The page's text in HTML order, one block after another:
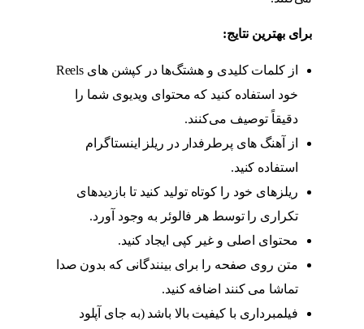
برای بهترین نتایج:
از کلمات کلیدی و هشتگ‌ها در کپشن های Reels
خود استفاده کنید که محتوای ویدیوی شما را
دقیقاً توصیف می‌کنند.
از آهنگ های پرطرفدار در ریلز اینستاگرام
استفاده کنید.
ریلزهای خود را کوتاه تولید کنید تا بازدیدهای
تکراری را توسط هر فالوئر به وجود آورد.
محتوای اصلی و غیر کپی ایجاد کنید.
متن روی صفحه را برای بینندگانی که بدون صدا
تماشا می کنند اضافه کنید.
فیلمبرداری با کیفیت بالا باشد (به جای آپلود